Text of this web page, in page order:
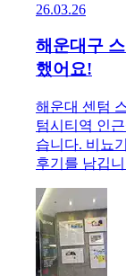
26.03.26
해운대구
했어요!
해운대 센텀
텀시티역 인
습니다. 비뇨
후기를 남깁